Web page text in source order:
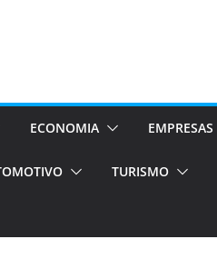
E VAN
em Porto
bolsas –
ECONOMIA EMPRESAS
TURISMO